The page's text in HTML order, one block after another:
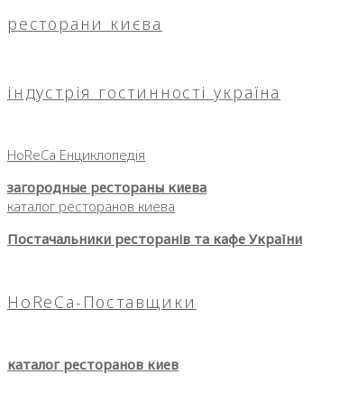
ресторани києва
індустрія гостинності україна
HoReCa Енциклопедія
загородные рестораны киева
каталог ресторанов киева
Постачальники ресторанів та кафе України
HoReCa-Поставщики
каталог ресторанов киев